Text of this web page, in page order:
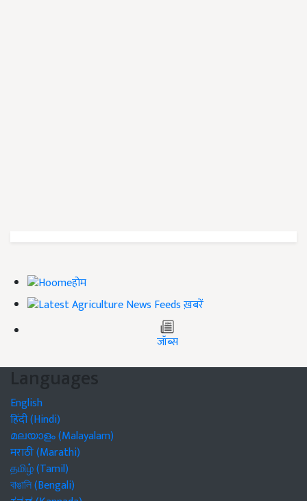
होम
ख़बरें
जॉब्स
Languages
English
हिंदी (Hindi)
മലയാളം (Malayalam)
मराठी (Marathi)
தமிழ் (Tamil)
বাঙালি (Bengali)